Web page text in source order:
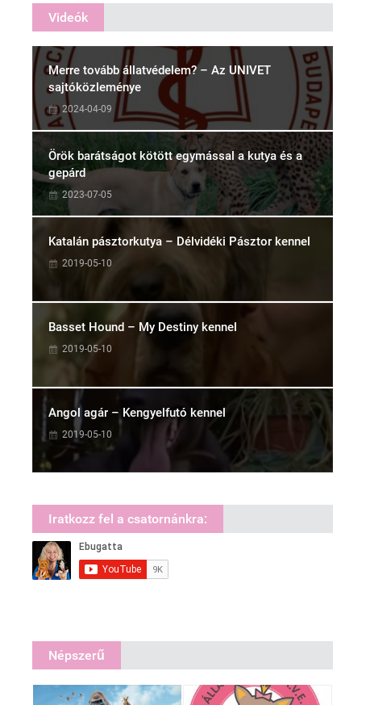
Videók
Merre tovább állatvédelem? – Az UNIVET
sajtóközleménye
2024-04-09
Örök barátságot kötött egymással a kutya és a
gepárd
2023-07-05
Katalán pásztorkutya – Délvidéki Pásztor kennel
2019-05-10
Basset Hound – My Destiny kennel
2019-05-10
Angol agár – Kengyelfutó kennel
2019-05-10
Iratkozz fel a csatornánkra:
Népszerű